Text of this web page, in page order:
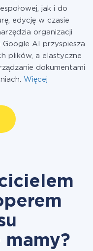
jak i do
edycję w czasie
organizacji
AI przyspiesza
plików, a elastyczne
dokumentami
Więcej